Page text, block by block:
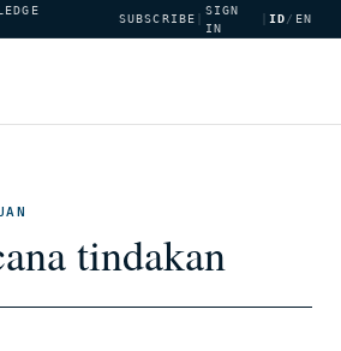
SUBSCRIBE
SIGN
IN
ID/ EN
tindakan